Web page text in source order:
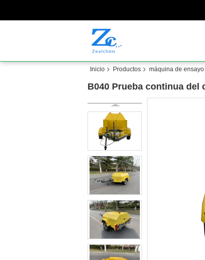
Inicio Productos máquina de
B040 Prueba continua